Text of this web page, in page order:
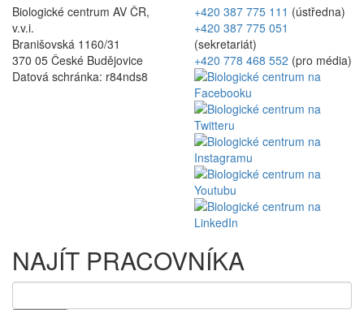
Biologické centrum AV ČR,
v.v.i.
Branišovská 1160/31
370 05 České Budějovice
Datová schránka: r84nds8
+420 387 775 111 (ústředna)
+420 387 775 051
(sekretariát)
+420 778 468 552 (pro média)
NAJÍT PRACOVNÍKA